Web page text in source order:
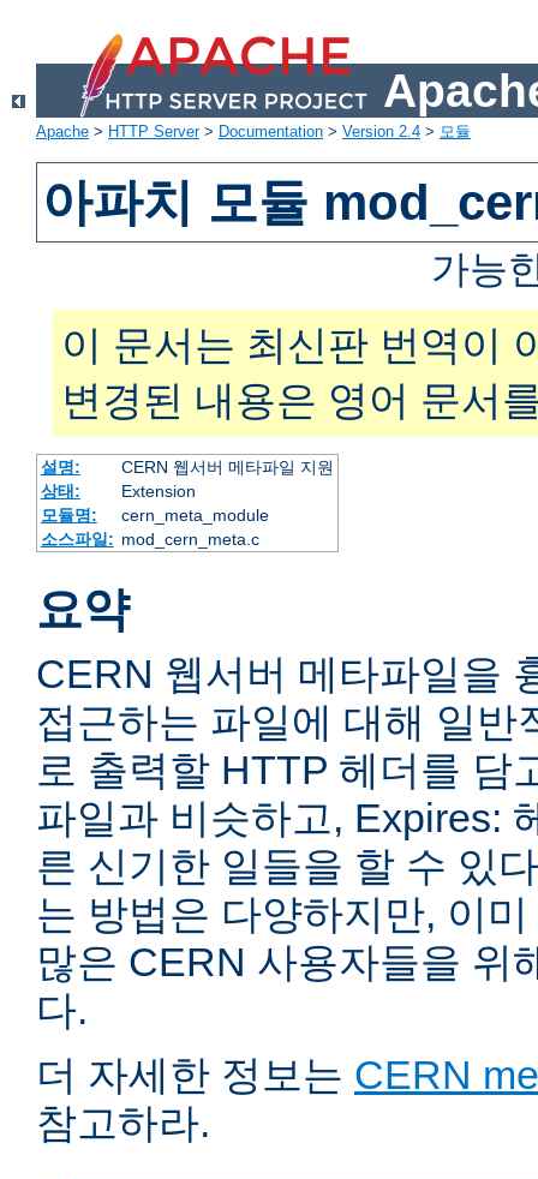
Apache > HTTP Server> Documentation > Version 2.4 > 모듈
아파치 모듈
가능
이 문서는 최신판 번역이
변경된 내용은 영어 문서
설명:
CERN 웹서버 메타파일 지원
상태:
Extension
모듈명:
cern_meta_module
소스파일: mod_cern_meta.c
요약
CERN 웹서버 메타파일을
접근하는 파일에 대해 일반
로 출력할 HTTP 헤더를 담
파일과 비슷하고, Expires:
른 신기한 일들을 할 수 있
는 방법은 다양하지만, 이
많은 CERN 사용자들을 위
다.
더 자세한 정보는 CERN
참고하라.